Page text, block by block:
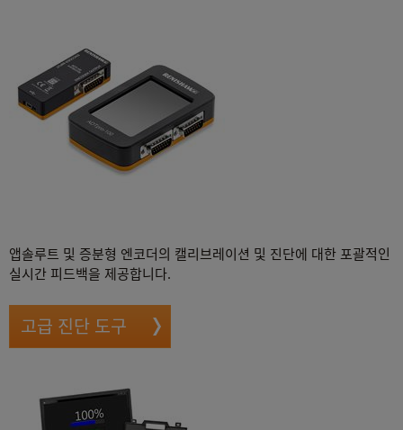
앱솔루트 및 증분형 엔코더의 캘리브레이션 및 진단에 대한 포괄적인
실시간 피드백을 제공합니다.
고급 진단 도구